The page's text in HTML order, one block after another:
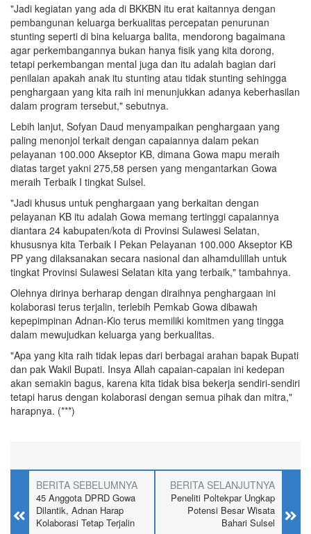
"Jadi kegiatan yang ada di BKKBN itu erat kaitannya dengan
pembangunan keluarga berkualitas percepatan penurunan
stunting seperti di bina keluarga balita, mendorong bagaimana
agar perkembangannya bukan hanya fisik yang kita dorong,
tetapi perkembangan mental juga dan itu adalah bagian dari
penilaian apakah anak itu stunting atau tidak stunting sehingga
penghargaan yang kita raih ini menunjukkan adanya keberhasilan
dalam program tersebut," sebutnya.
Lebih lanjut, Sofyan Daud menyampaikan penghargaan yang
paling menonjol terkait dengan capaiannya dalam pekan
pelayanan 100.000 Akseptor KB, dimana Gowa mapu meraih
diatas target yakni 275,58 persen yang mengantarkan Gowa
meraih Terbaik I tingkat Sulsel.
"Jadi khusus untuk penghargaan yang berkaitan dengan
pelayanan KB itu adalah Gowa memang tertinggi capaiannya
diantara 24 kabupaten/kota di Provinsi Sulawesi Selatan,
khususnya kita Terbaik I Pekan Pelayanan 100.000 Akseptor KB
PP yang dilaksanakan secara nasional dan alhamdulillah untuk
tingkat Provinsi Sulawesi Selatan kita yang terbaik," tambahnya.
Olehnya dirinya berharap dengan diraihnya penghargaan ini
kolaborasi terus terjalin, terlebih Pemkab Gowa dibawah
kepepimpinan Adnan-Kio terus memiliki komitmen yang tingga
dalam mewujudkan keluarga yang berkualitas.
"Apa yang kita raih tidak lepas dari berbagai arahan bapak Bupati
dan pak Wakil Bupati. Insya Allah capaian-capaian ini kedepan
akan semakin bagus, karena kita tidak bisa bekerja sendiri-sendiri
tetapi harus dengan kolaborasi dengan semua pihak dan mitra,"
harapnya. (***)
BERITA SEBELUMNYA
45 Anggota DPRD Gowa
Dilantik, Adnan Harap
Kolaborasi Tetap Terjalin
BERITA SELANJUTNYA
Peneliti Poltekpar Ungkap
Potensi Besar Wisata
Bahari Sulsel